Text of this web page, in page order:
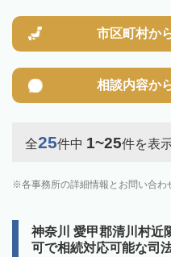
市区町村か
相談内容か
全25件中 1~25件を表
各事務所の詳細情報とお問い合
神奈川 愛甲郡清川村近
可で相続対応可能な司